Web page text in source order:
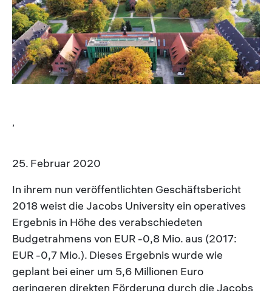
25. Februar 2020
In ihrem nun veröffentlichten Geschäftsbericht
2018 weist die Jacobs University ein operatives
Ergebnis in Höhe des verabschiedeten
Budgetrahmens von EUR -0,8 Mio. aus (2017:
EUR -0,7 Mio.). Dieses Ergebnis wurde wie
geplant bei einer um 5,6 Millionen Euro
geringeren direkten Förderung durch die Jacobs